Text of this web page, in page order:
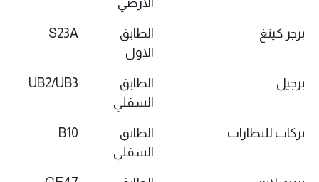
الارضي
برجر كينغ
الطابق
الاول
S23A
برجيل
الطابق
السفلي
UB2/UB3
بركات للنظارات
الطابق
السفلي
B10